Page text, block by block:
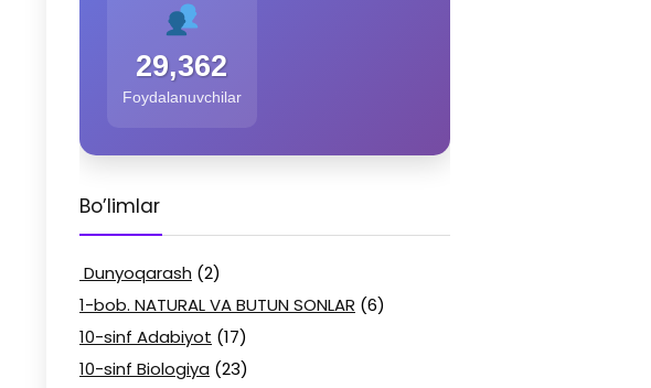
29,362
Foydalanuvchilar
Bo’limlar
Dunyoqarash (2)
1-bob. NATURAL VA BUTUN SONLAR (6)
10-sinf Adabiyot (17)
10-sinf Biologiya (23)